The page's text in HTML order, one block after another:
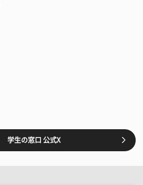
学生の窓口 公式X